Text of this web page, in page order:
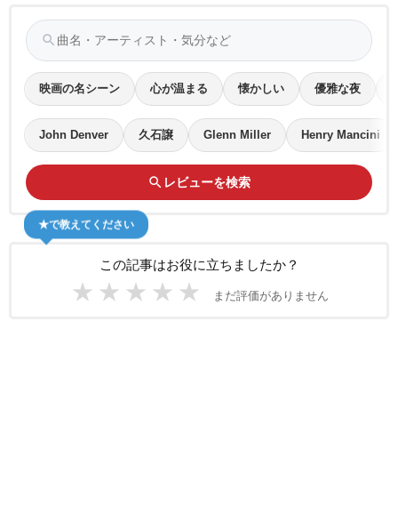
search
映画の名シーン 心が温まる 懐かしい 優雅な夜
John Denver 久石譲 Glenn Miller Henry Mancini
search レビューを検索
この記事はお役に立ちましたか？
★ ★ ★ ★ ★ まだ評価がありません
★で教えてください